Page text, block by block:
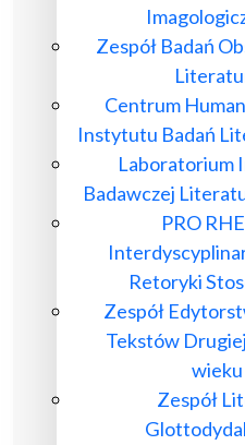
Zespół Badań
Centrum
Instytutu Badań
Laboratorium
Badawczej
PRO
Retoryki
Zespół
Tekstów
wieku
Zespół